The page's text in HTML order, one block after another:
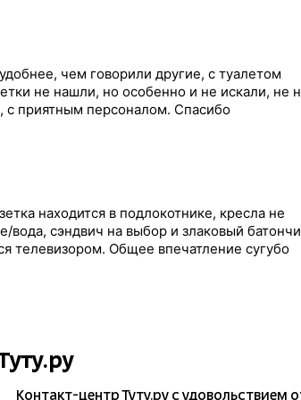
чем говорили другие, с туалетом
не нашли, но особенно и не искали, не
с приятным персоналом. Спасибо
находится в подлокотнике, кресла не
вода, сэндвич на выбор и злаковый
телевизором. Общее впечатление сугубо
Контакт-центр Туту.ру с удовольствием